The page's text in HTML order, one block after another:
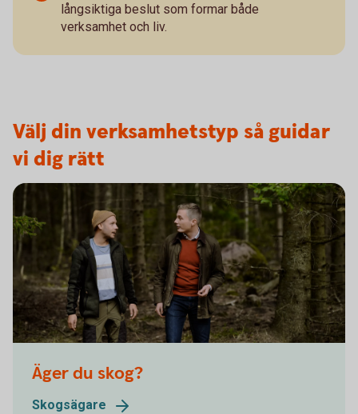
långsiktiga beslut som formar både
verksamhet och liv.
Välj din verksamhetstyp så guidar
vi dig rätt
Äger du skog?
Skogsägare